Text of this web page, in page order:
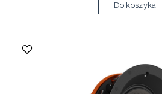
Do koszyka